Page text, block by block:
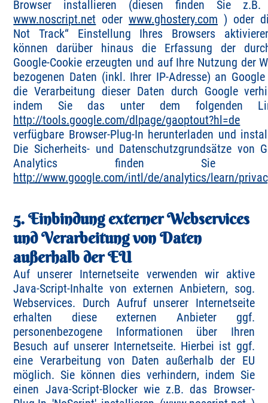
Browser installieren (diesen finden Sie z.B.
www.noscript.net oderwww.ghostery.com ) oder
Not Track“ Einstellung Ihres Browsers
können darüber hinaus die Erfassung der
Google-Cookie erzeugten und auf Ihre Nutzung der
bezogenen Daten (inkl. Ihrer IP-Adresse) an
die Verarbeitung dieser Daten durch Google
indem Sie das unter dem folgenden
http://tools.google.com/dlpage/gaoptout?hl=de
verfügbare Browser-Plug-In herunterladen und
Die Sicherheits- und Datenschutzgrundsätze von
Analytics finden Sie
http://www.google.com/intl/de/analytics/learn/
5. Einbindung externer Webservices
und Verarbeitung von Daten
außerhalb der EU
Auf unserer Internetseite verwenden wir aktive
Java-Script-Inhalte von externen Anbietern, sog.
Webservices. Durch Aufruf unserer Internetseite
erhalten diese externen Anbieter ggf.
personenbezogene Informationen über Ihren
Besuch auf unserer Internetseite. Hierbei ist ggf.
eine Verarbeitung von Daten außerhalb der EU
möglich. Sie können dies verhindern, indem Sie
einen Java-Script-Blocker wie z.B. das Browser-